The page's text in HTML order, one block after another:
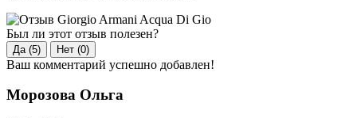
Был ли этот отзыв полезен?
Да (5) Нет (0)
Ваш комментарий успешно добавлен!
Морозова Ольга